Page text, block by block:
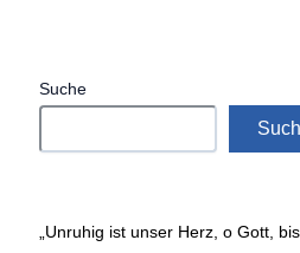
Suche
„Unruhig ist unser Herz, o Gott,